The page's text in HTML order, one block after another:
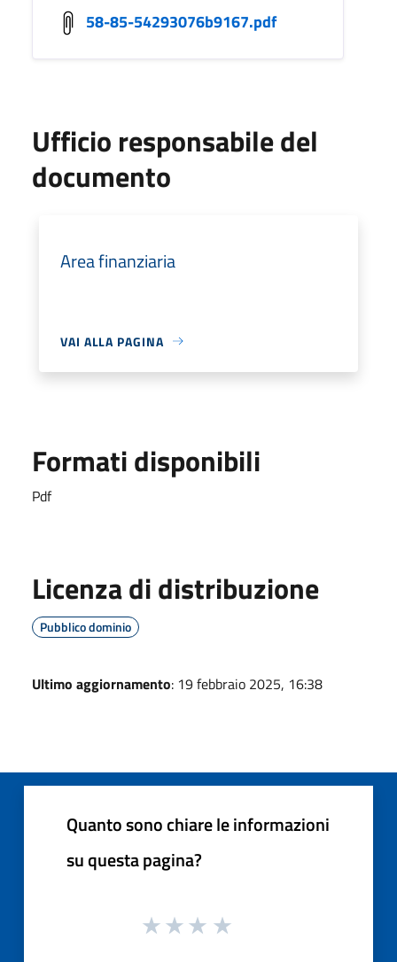
58-85-54293076b9167.pdf
Ufficio responsabile del
documento
Area finanziaria
VAI ALLA PAGINA
Formati disponibili
Pdf
Licenza di distribuzione
Pubblico dominio
Ultimo aggiornamento: 19 febbraio 2025, 16:38
Quanto sono chiare le informazioni
su questa pagina?